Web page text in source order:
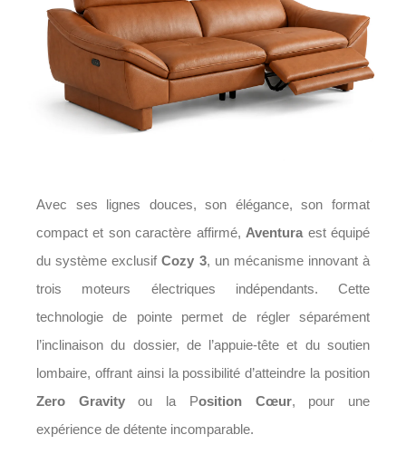
Avec ses lignes douces, son élégance, son format
compact et son caractère affirmé, Aventura est équipé
du système exclusifCozy 3, un mécanisme innovant à
trois moteurs électriques indépendants. Cette
technologie de pointe permet de régler séparément
l’inclinaison du dossier, de l’appuie-tête et du soutien
lombaire, offrant ainsi la possibilité d’atteindre la position
Zero Gravityou la Position Cœur, pour une
expérience de détente incomparable.